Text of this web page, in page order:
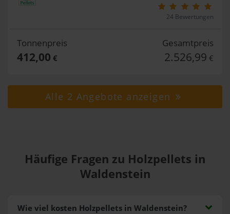
24 Bewertungen
Tonnenpreis
412,00 €
Gesamtpreis
2.526,99 €
Alle 2 Angebote anzeigen
Häufige Fragen zu Holzpellets in
Waldenstein
Wie viel kosten Holzpellets in Waldenstein?